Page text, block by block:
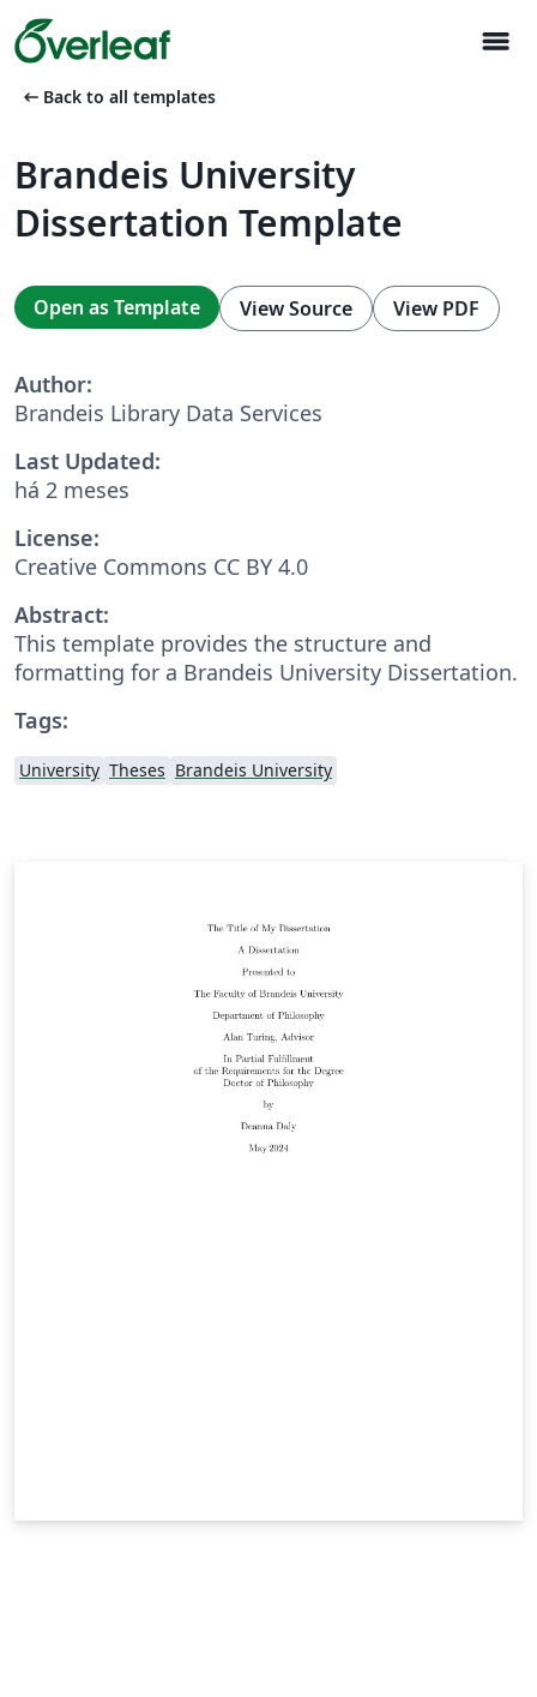
menu
arrow_left_alt Back to all templates
Brandeis University
Dissertation Template
Open as Template View Source View PDF
Author:
Brandeis Library Data Services
Last Updated:
há 2 meses
License:
Creative Commons CC BY 4.0
Abstract:
This template provides the structure and
formatting for a Brandeis University Dissertation.
Tags:
University Theses Brandeis University